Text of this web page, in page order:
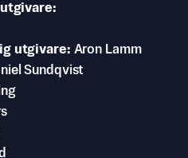
utgivare Aron Lamm
Sundqvist